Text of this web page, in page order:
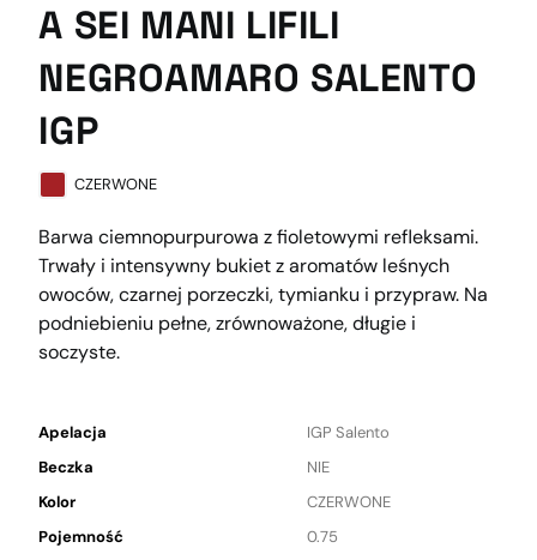
A SEI MANI LIFILI
NEGROAMARO SALENTO
IGP
CZERWONE
Barwa ciemnopurpurowa z fioletowymi refleksami.
Trwały i intensywny bukiet z aromatów leśnych
owoców, czarnej porzeczki, tymianku i przypraw. Na
podniebieniu pełne, zrównoważone, długie i
soczyste.
Apelacja
IGP Salento
Beczka
NIE
Kolor
CZERWONE
Pojemność
0.75